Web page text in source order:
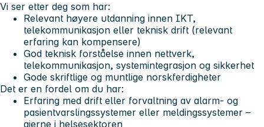
Vi ser etter deg som har:
Relevant høyere utdanning innen IKT,
telekommunikasjon eller teknisk drift (relevant
erfaring kan kompensere)
God teknisk forståelse innen nettverk,
telekommunikasjon, systemintegrasjon og sikkerhet
Gode skriftlige og muntlige norsk­ferdigheter
Det er en fordel om du har:
Erfaring med drift eller forvaltning av alarm- og
pasientvarslingssystemer eller meldingssystemer –
gjerne i helsesektoren